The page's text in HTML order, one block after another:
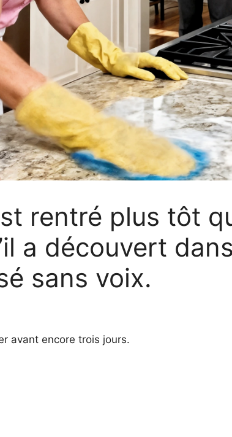
rentré plus tôt
a découvert dans
sans voix.
avant encore trois jours.